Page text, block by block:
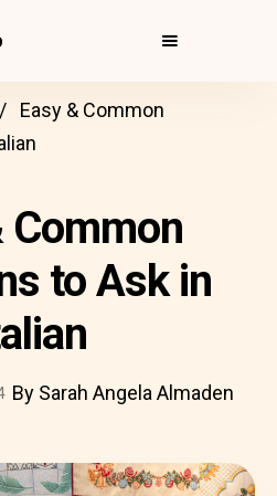
Easy & Common
Common
to Ask in
By Sarah Angela Almaden